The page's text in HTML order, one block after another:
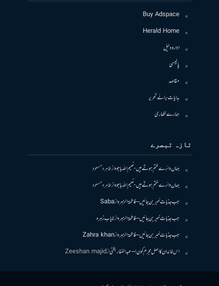
Buy Adspace
Herald Home
ادارہ دلیل
پالیسی
مقاصد
ہدایات برائے تحریر
ہمارے لکھاری
تازہ تبصرے
جہاں دائرے ختم ہوتے ہیں- نعیم اللہ باجوہازطاہرہ مسعود
جہاں دائرے ختم ہوتے ہیں- نعیم اللہ باجوہازطاہرہ مسعود
جب جذبات خبر بن جائیں – فاطمۃالزہرہازSaba
جب جذبات خبر بن جائیں – فاطمۃالزہرہازنایاب زہرہ
جب جذبات خبر بن جائیں – فاطمۃالزہرہازZahra khan
اس خاندان کا اصل مجرم کون! – عبدالغفار بگٹیازZeeshan majid